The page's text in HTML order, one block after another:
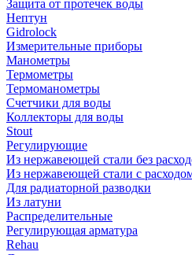
Защита от протечек воды
Нептун
Gidrolock
Измерительные приборы
Манометры
Термометры
Термоманометры
Счетчики для воды
Коллекторы для воды
Stout
Регулирующие
Из нержавеющей стали без
Из нержавеющей стали с
Для радиаторной разводки
Из латуни
Распределительные
Регулирующая арматура
Rehau